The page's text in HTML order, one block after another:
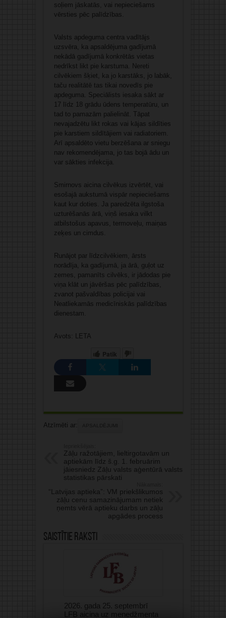
soļiem jāskatās, vai nepieciešams
vērsties pēc palīdzības.
Valsts apdeguma centra vadītājs
uzsvēra, ka apsaldējuma gadījumā
nekādā gadījumā konkrētās vietas
nedrīkst likt pie karstuma. Nereti
cilvēkiem šķiet, ka jo karstāks, jo labāk,
taču realitātē tas tikai novedīs pie
apdeguma. Speciālists iesaka sākt ar
17 līdz 18 grādu ūdens temperatūru, un
tad to pamazām palielināt. Tāpat
nevajadzētu likt rokas vai kājas sildīties
pie karstiem sildītājiem vai radiatoriem.
Arī apsaldēto vietu berzēšana ar sniegu
nav rekomendējama, jo tas bojā ādu un
var sākties infekcija.
Smirnovs aicina cilvēkus izvērtēt, vai
esošajā aukstumā vispār nepieciešams
kaut kur doties. Ja paredzēta ilgstoša
uzturēšanās ārā, viņš iesaka vilkt
atbilstošus apavus, termoveļu, maiņas
zeķes un cimdus.
Runājot par līdzcilvēkiem, ārsts
norādīja, ka gadījumā, ja ārā, guļot uz
zemes, pamanīts cilvēks, ir jādodas pie
viņa klāt un jāvēršas pēc palīdzības,
zvanot pašvaldības policijai vai
Neatliekamās medicīniskās palīdzības
dienestam.
Avots: LETA
Patīk
Atzīmēti ar: APSALDĒJUMI
Zāļu ražotājiem, lieltirgotavām un
aptiekām līdz š.g. 1. februārim
jāiesniedz Zāļu valsts aģentūrā valsts
statistikas pārskati
“Latvijas aptieka”: VM priekšlikumos
zāļu cenu samazinājumam netiek
ņemts vērā aptieku darbs un zāļu
apgādes process
Saistītie raksti
2026. gada 25. septembrī
LFB aicina uz menedžmenta